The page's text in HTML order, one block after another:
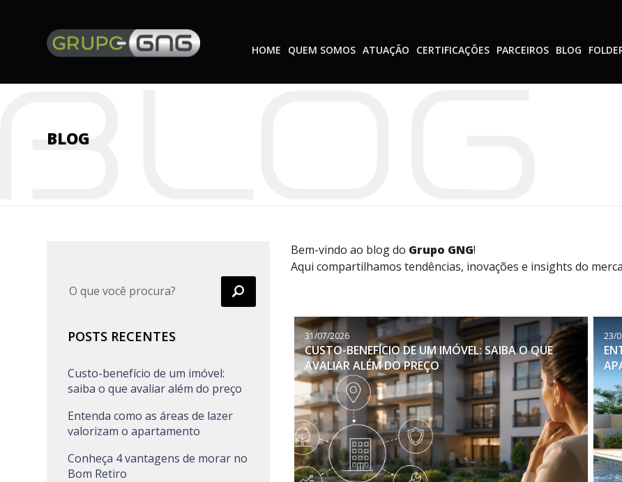
HOME QUEM SOMOS ATUAÇÃO CERTIFICAÇÕES PARCEIROS BLOG
BLOG
Bem-vindo ao blog do Grupo GNG!
Aqui compartilhamos tendências, inovações e insights do
31/07/2026
CUSTO-BENEFÍCIO DE UM IMÓVEL: SAIBA O QUE
AVALIAR ALÉM DO PREÇO
23/
POSTS RECENTES
Custo-benefício de um imóvel:
saiba o que avaliar além do preço
Entenda como as áreas de lazer
valorizam o apartamento
Conheça 4 vantagens de morar no
Bom Retiro